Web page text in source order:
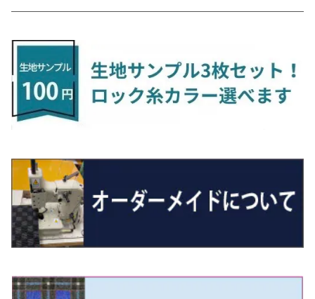
H27/1～R5/6 30系
R5/6～ 40系
H24/4～29/10 20系
ヴィッツ
H22/12～R2/3 130系
ヴォクシー
H26/1～R4/1 80系
R4/1～ 90系
エスクァイア
H26/10～R3/12 80系
エスティマ
H18/1～H24/5（前期）
H24/5～R1/10（後期）
エスティマ・ハイブリッド
H18/6～H24/5（前期）
オーリス
R3/11～ 20系
H26/10～
ＲＸ
H27/10～R4/7 20系5人乗
H29/12～R4/7 20系7人乗
R4/11～ 10系
ＵＸ
H30/11～
R2/6~R8/6 15系(e-POWER)
R8/6～ 16系
H11/6～H16/10 Y34
サクラ
R4/5～ B6AW
シーマ
H13/1～R4/8 F50・Y51
シルビア
H3/1～H11/1 S13・S14
H11/1～H14/11 S15
シルフィ
H24/12～R3/10 TB17
ジューク
H22/6～R2/6 F15
スカイライン
H23/5～ LA100系
ソルテラ
R4/5~ XEAM10X・YEAM15X
ディアスワゴン
H21/9～R2/4 S300系
トレジア
H22/11～H28/3 120系
フォレスター
H14/2～ SG/SH/SJ/SK系
プレオ
H22/4～H30/3 L275/285
プレオプラス
H24/11～R1/8 GJ系
キャロル
H27/1～ HB36/37/97S
キャロルエコ
H24/11～H27/1 HB35S
スクラム
H17/9～ DG64/DG17
スクラムトラック
H25/9～ DG16T
デミオ
H19/7～R1/7 DE/DJ系
ビアンテ
R1/7～ LA650/660
H28/11～ M900系
ハイゼット・キャディー
H28/6～R3/9 LA700V
ハイゼット・カーゴ
H16/12～ S300/S700系
ハイゼット・トラック
H11/1～ S200/S500系
ブーン
H28/4～R5/12 M700系
ミラ
H18/12～ L275/285
ミラ・イース
H13/9～ DA系
クロスビー(XBEE)
H29/12～R7/10 MN71S
ジムニー
H3/6～ JA/JB系
ジムニーノマド
R7/4～ JC74W
ジムニーワイド/ジムニーシエラ
H10/1～H14/1 JB33/43W
H14/1～ JB43/74W
スイフト/スイフトスポーツ
H22/9～ スイフト
スペーシア/スペーシアカスタム/スペーシアギア
H24/10～R2/12 GF系
アウトランダーＰＨＥＶ
H25/1～ GG/GN系 5人乗
エクリプスクロス/エクリプスクロスPHEV
H30/3～ GK/GL系
タウンボックス
H26/2～ DS17/64W
ディグニティ
H24/7～H29/1 BHGY51
デリカＤ：２
H23/3～ MB系
デリカＤ：３
H24/11～R2/3 JG1・JG2
R2/11～ JG3・JG4
N-ONE e:
R7/9~ JG5
N-VAN
H30/7～ JJ1・JJ2
N-VAN e:
R6/10~ JJ3
N‐WGN/N‐WGNカスタム
H25/11～ JH1・JH2・JH3・JH4
S660
H27/4～R3/12 JW5
WR-V
H16/4～28/1 １T系 トゥラン
R2/7～ A1D系
ティグアン
H20/9～H29/1 5NC系
トゥアレグ
H15/9～H30/4 7L/7P系
パサート
H23/5～H27/7 3CCAX
H27/7～ 3CC/3CD系
ザ・ビートル
H24/4～R3/4 16C系
ポロ
H21/10～H30/3 6RC系
H27/6～R1/8
ＣＬＳクラス
H30/6～
Ｅクラス
H28/7～
ＧＬＡクラス
H26/5～R2/6
ＧＬＥクラス
R1/6～
Ｓクラス
H25/10～R3/10
Ｖクラス
ラグマットミニ（S）